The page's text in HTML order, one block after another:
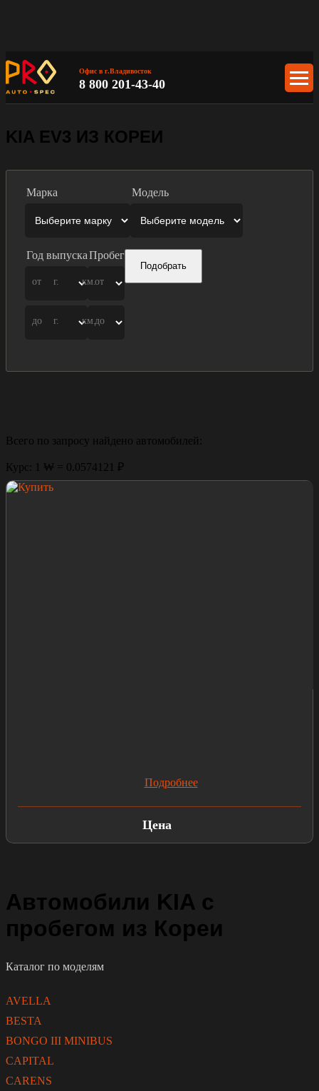
Офис в г.Владивосток
8 800 201-43-40
KIA EV3 ИЗ КОРЕИ
Марка Модель
Год выпуска
от г.
до г.
Пробег
от
км.
до
км.
Подобрать
Всего по запросу найдено автомобилей:
Курс: 1 ₩ = 0.0574121 ₽
Подробнее
Цена
Автомобили KIA с
пробегом из Кореи
Каталог по моделям
AVELLA
BESTA
BONGO III MINIBUS
CAPITAL
CARENS